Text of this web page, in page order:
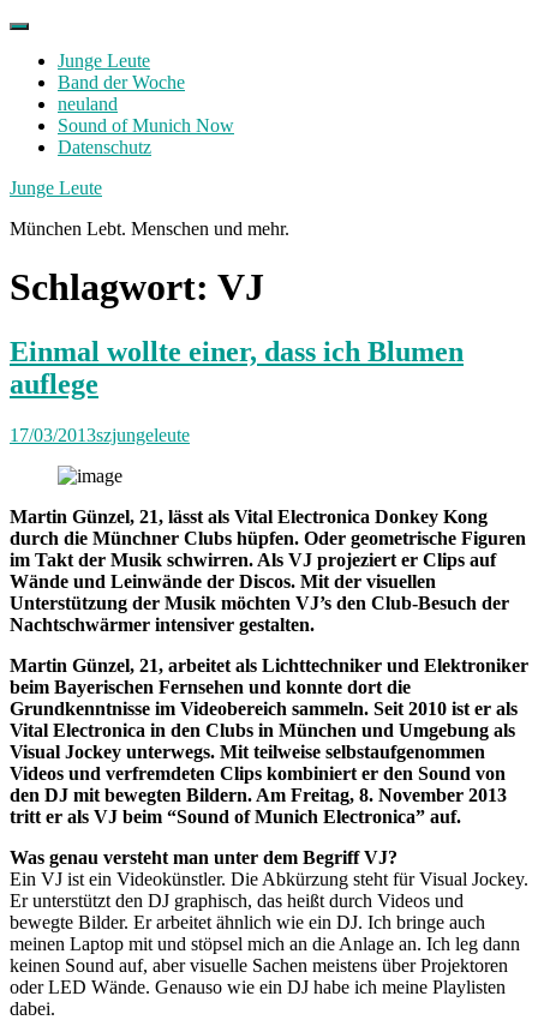
Skip
contentJunge Leute
Band der Woche
neuland
Sound of Munich Now
Datenschutz
Facebook
Twitter
Instagram
Junge Leute
München Lebt. Menschen und mehr.
Schlagwort: VJ
Einmal wollte einer, dass ich Blumen
auflege
17/03/2013szjungeleute
Martin Günzel, 21, lässt als Vital Electronica Donkey Kong
durch die Münchner Clubs hüpfen. Oder geometrische Figuren
im Takt der Musik schwirren. Als VJ projeziert er Clips auf
Wände und Leinwände der Discos. Mit der visuellen
Unterstützung der Musik möchten VJ’s den Club-Besuch der
Nachtschwärmer intensiver gestalten.
Martin Günzel, 21, arbeitet als Lichttechniker und Elektroniker
beim Bayerischen Fernsehen und konnte dort die
Grundkenntnisse im Videobereich sammeln. Seit 2010 ist er als
Vital Electronica in den Clubs in München und Umgebung als
Visual Jockey unterwegs. Mit teilweise selbstaufgenommen
Videos und verfremdeten Clips kombiniert er den Sound von
den DJ mit bewegten Bildern. Am Freitag, 8. November 2013
tritt er als VJ beim “Sound of Munich Electronica” auf.
Was genau versteht man unter dem Begriff VJ?
Ein VJ ist ein Videokünstler. Die Abkürzung steht für Visual Jockey.
Er unterstützt den DJ graphisch, das heißt durch Videos und
bewegte Bilder. Er arbeitet ähnlich wie ein DJ. Ich bringe auch
meinen Laptop mit und stöpsel mich an die Anlage an. Ich leg dann
keinen Sound auf, aber visuelle Sachen meistens über Projektoren
oder LED Wände. Genauso wie ein DJ habe ich meine Playlisten
dabei.